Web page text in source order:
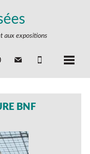
aux expositions
BNF